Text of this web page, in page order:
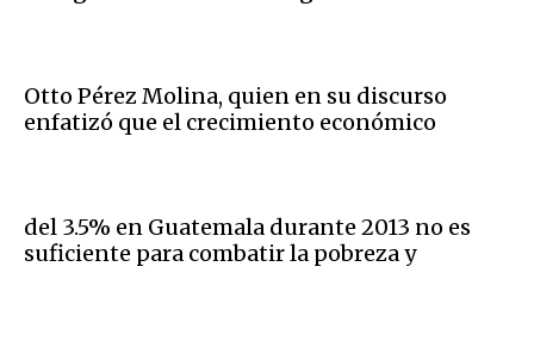
Otto Pérez Molina, quien en su discurso
enfatizó que el crecimiento económico
del 3.5% en Guatemala durante 2013 no es
suficiente para combatir la pobreza y